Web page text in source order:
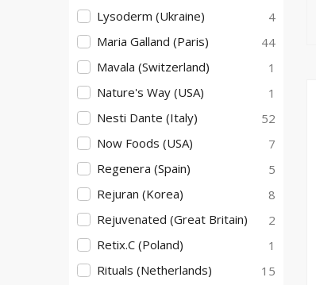
Lysoderm (Ukraine)
4
Maria Galland (Paris)
44
Mavala (Switzerland)
1
Nature's Way (USA)
1
Nesti Dante (Italy)
52
Now Foods (USA)
7
Regenera (Spain)
5
Rejuran (Korea)
8
Rejuvenated (Great Britain)
2
Retix.C (Poland)
1
Rituals (Netherlands)
15